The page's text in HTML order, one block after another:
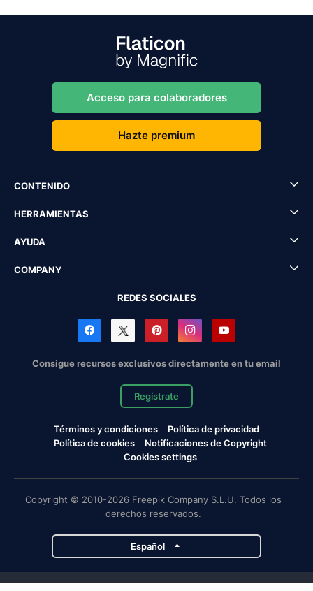
Acceso para colaboradores
Hazte premium
CONTENIDO
HERRAMIENTAS
AYUDA
COMPANY
REDES SOCIALES
Consigue recursos exclusivos directamente en tu email
Regístrate
Términos y condiciones
Política de privacidad
Política de cookies
Notificaciones de Copyright
Cookies settings
Copyright © 2010-2026 Freepik Company S.L.U. Todos los
derechos reservados.
Español